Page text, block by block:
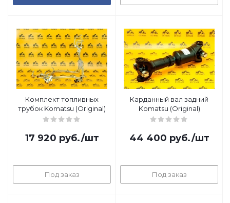
Комплект топливных
трубок Komatsu (Original)
17 920 руб./шт
Под заказ
Карданный вал задний
Komatsu (Original)
44 400 руб./шт
Под заказ